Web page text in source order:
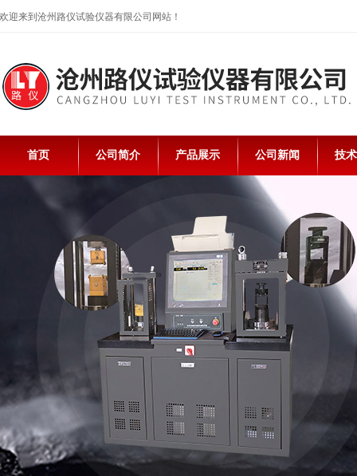
欢迎来到沧州路仪试验仪器有限公司网站！
首页 公司简介 产品展示 公司新闻 技